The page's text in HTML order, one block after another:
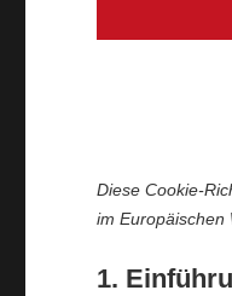
Diese Cookie-
im Europäischen
1.